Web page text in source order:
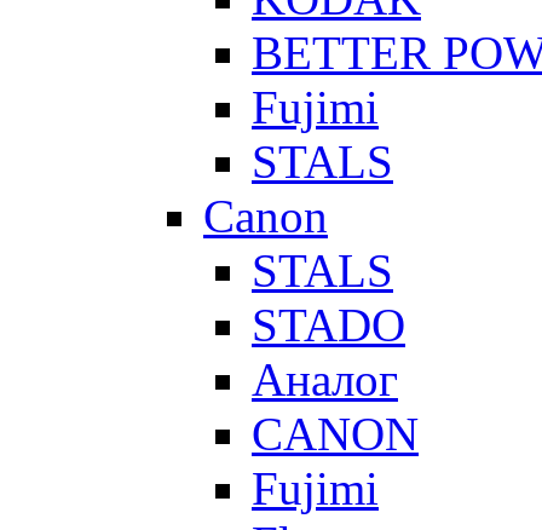
BETTER
Fujimi
STALS
Canon
STALS
STADO
Аналог
CANON
Fujimi